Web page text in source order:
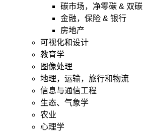
碳市场，净零碳 & 双碳
金融，保险 & 银行
房地产
可视化和设计
教育学
图像处理
地理，运输，旅行和物流
信息与通信工程
生态、气象学
农业
心理学